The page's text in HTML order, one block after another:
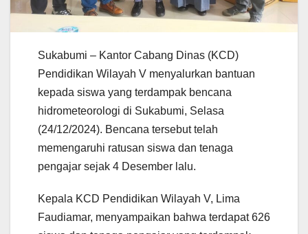
Sukabumi – Kantor Cabang Dinas (KCD)
Pendidikan Wilayah V menyalurkan bantuan
kepada siswa yang terdampak bencana
hidrometeorologi di Sukabumi, Selasa
(24/12/2024). Bencana tersebut telah
memengaruhi ratusan siswa dan tenaga
pengajar sejak 4 Desember lalu.
Kepala KCD Pendidikan Wilayah V, Lima
Faudiamar, menyampaikan bahwa terdapat 626